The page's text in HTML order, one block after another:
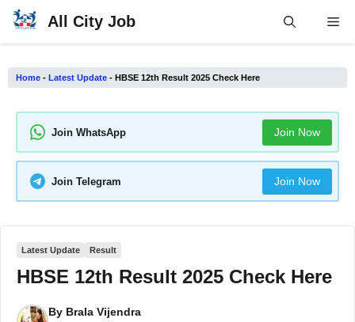
Skip
All City Job
Home - Latest Update - HBSE 12th Result 2025 Check Here
Join WhatsApp Join Now
Join Telegram Join Now
Latest Update Result
HBSE 12th Result 2025 Check Here
By Brala Vijendra